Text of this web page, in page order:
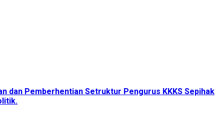
dan Pemberhentian Setruktur Pengurus KKKS Sepihak